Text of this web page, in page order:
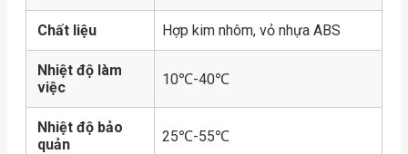
Chất liệu Hợp kim nhôm, vỏ nhựa ABS
Nhiệt độ làm
việc
10℃-40℃
Nhiệt độ bảo
quản
25℃-55℃